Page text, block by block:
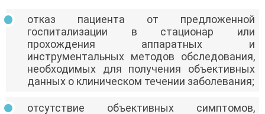
отказ пациента от предложенной
госпитализации в стационар или
прохождения аппаратных и
инструментальных методов обследования,
необходимых для получения объективных
данных о клиническом течении заболевания;
отсутствие объективных симптомов,